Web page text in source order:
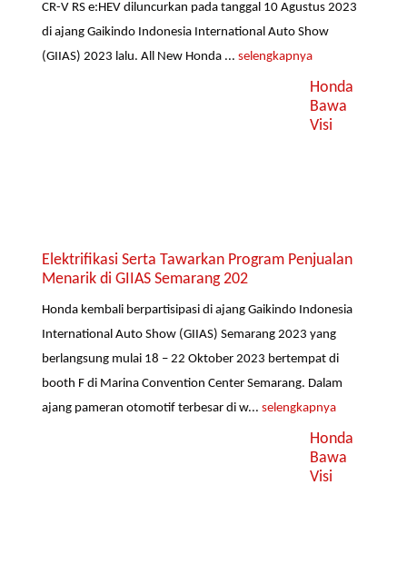
CR-V RS e:HEV diluncurkan pada tanggal 10 Agustus 2023
di ajang Gaikindo Indonesia International Auto Show
(GIIAS) 2023 lalu. All New Honda ...selengkapnya
Honda
Bawa
Visi
Elektrifikasi Serta Tawarkan Program Penjualan
Menarik di GIIAS Semarang 202
Honda kembali berpartisipasi di ajang Gaikindo Indonesia
International Auto Show (GIIAS) Semarang 2023 yang
berlangsung mulai 18 – 22 Oktober 2023 bertempat di
booth F di Marina Convention Center Semarang. Dalam
ajang pameran otomotif terbesar di w...selengkapnya
Honda
Bawa
Visi